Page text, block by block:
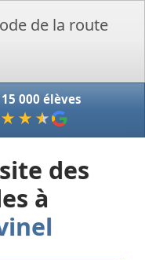
000 élèves
★
des
à